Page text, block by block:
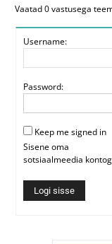
Vaatad 0 vastusega
Username:
Password:
Keep me signed in
Sisene oma
sotsiaalmeedia
Logi sisse